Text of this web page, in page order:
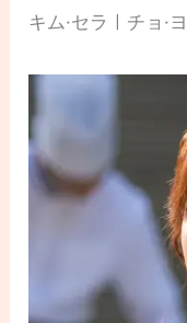
キム·セラㅣチョ·